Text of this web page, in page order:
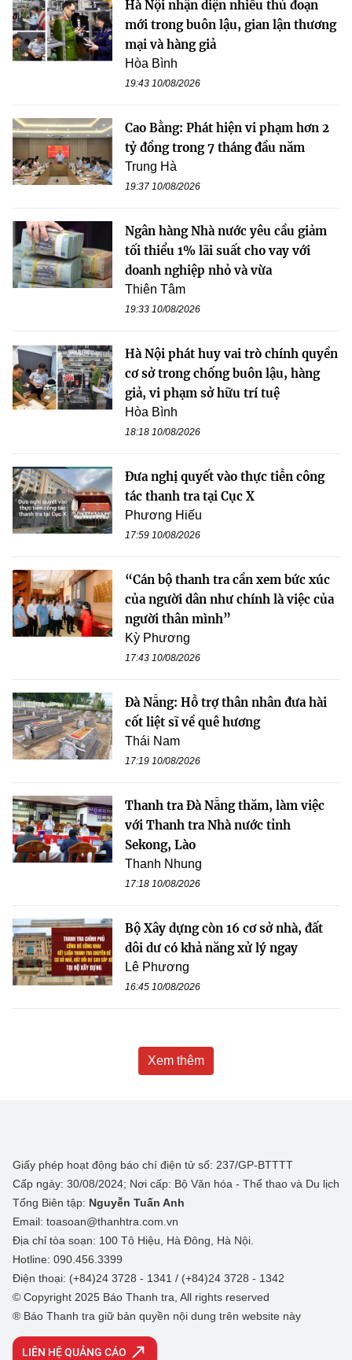
Hà Nội nhận diện nhiều thủ đoạn
mới trong buôn lậu, gian lận thương
mại và hàng giả
Hòa Bình
19:43 10/08/2026
Cao Bằng: Phát hiện vi phạm hơn 2
tỷ đồng trong 7 tháng đầu năm
Trung Hà
19:37 10/08/2026
Ngân hàng Nhà nước yêu cầu giảm
tối thiểu 1% lãi suất cho vay với
doanh nghiệp nhỏ và vừa
Thiên Tâm
19:33 10/08/2026
Hà Nội phát huy vai trò chính quyền
cơ sở trong chống buôn lậu, hàng
giả, vi phạm sở hữu trí tuệ
Hòa Bình
18:18 10/08/2026
Đưa nghị quyết vào thực tiễn công
tác thanh tra tại Cục X
Phương Hiếu
17:59 10/08/2026
“Cán bộ thanh tra cần xem bức xúc
của người dân như chính là việc của
người thân mình”
Kỳ Phương
17:43 10/08/2026
Đà Nẵng: Hỗ trợ thân nhân đưa hài
cốt liệt sĩ về quê hương
Thái Nam
17:19 10/08/2026
Thanh tra Đà Nẵng thăm, làm việc
với Thanh tra Nhà nước tỉnh
Sekong, Lào
Thanh Nhung
17:18 10/08/2026
Bộ Xây dựng còn 16 cơ sở nhà, đất
dôi dư có khả năng xử lý ngay
Lê Phương
16:45 10/08/2026
Xem thêm
Giấy phép hoạt động báo chí điện tử số: 237/GP-BTTTT
Cấp ngày: 30/08/2024; Nơi cấp: Bộ Văn hóa - Thể thao và Du lịch
Tổng Biên tập: Nguyễn Tuấn Anh
Email: toasoan@thanhtra.com.vn
Địa chỉ tòa soạn: 100 Tô Hiệu, Hà Đông, Hà Nội.
Hotline: 090.456.3399
Điện thoại: (+84)24 3728 - 1341 / (+84)24 3728 - 1342
© Copyright 2025 Báo Thanh tra, All rights reserved
® Báo Thanh tra giữ bản quyền nội dung trên website này
LIÊN HỆ QUẢNG CÁO